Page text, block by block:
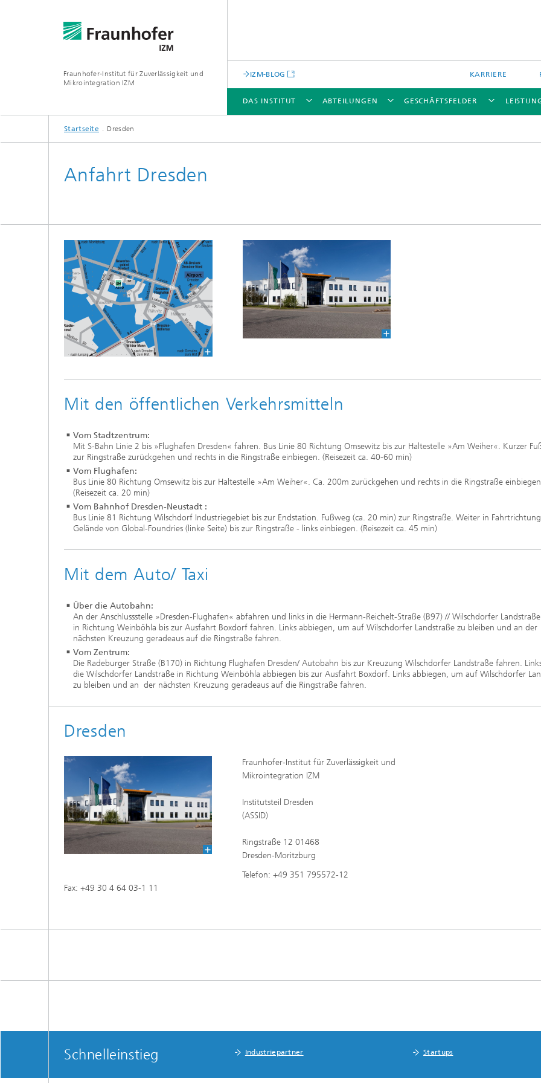
Fraunhofer-Institut für Zuverlässigkeit und
Mikrointegration IZM
IZM-BLOG KARRIERE
DAS INSTITUT
DAS INSTITUT
ABTEILUNGEN
ABTEILUNGEN
GESCHÄFTSFELDER
GESCHÄFTSFELDER
LEISTUNGSANGEBOT
NEWS & VERANSTALTUNGEN
Startseite Dresden
Anfahrt Dresden
Mit den öffentlichen Verkehrsmitteln
Vom Stadtzentrum:
Mit S-Bahn Linie 2 bis »Flughafen Dresden« fahren. Bus Linie 80 Richtung Omsewitz bis zur Haltestelle »Am Weiher«. Kurzer
zur Ringstraße zurückgehen und rechts in die Ringstraße einbiegen. (Reisezeit ca. 40-60 min)
Vom Flughafen:
Bus Linie 80 Richtung Omsewitz bis zur Haltestelle »Am Weiher«. Ca. 200m zurückgehen und rechts in die Ringstraße
(Reisezeit ca. 20 min)
Vom Bahnhof Dresden-Neustadt :
Bus Linie 81 Richtung Wilschdorf Industriegebiet bis zur Endstation. Fußweg (ca. 20 min) zur Ringstraße. Weiter in
Gelände von Global-Foundries (linke Seite) bis zur Ringstraße - links einbiegen. (Reisezeit ca. 45 min)
Mit dem Auto/ Taxi
Über die Autobahn:
An der Anschlussstelle »Dresden-Flughafen« abfahren und links in die Hermann-Reichelt-Straße (B97) // Wilschdorfer
in Richtung Weinböhla bis zur Ausfahrt Boxdorf fahren. Links abbiegen, um auf Wilschdorfer Landstraße zu bleiben und an der
nächsten Kreuzung geradeaus auf die Ringstraße fahren.
Vom Zentrum:
Die Radeburger Straße (B170) in Richtung Flughafen Dresden/ Autobahn bis zur Kreuzung Wilschdorfer Landstraße fahren.
die Wilschdorfer Landstraße in Richtung Weinböhla abbiegen bis zur Ausfahrt Boxdorf. Links abbiegen, um auf Wilschdorfer
zu bleiben und an der nächsten Kreuzung geradeaus auf die Ringstraße fahren.
Dresden
Fraunhofer-Institut für Zuverlässigkeit und
Mikrointegration IZM
Institutsteil Dresden
(ASSID)
Ringstraße 12 01468
Dresden-Moritzburg
Telefon: +49 351 795572-12
Fax: +49 30 4 64 03-1 11
Schnelleinstieg Industriepartner Startups